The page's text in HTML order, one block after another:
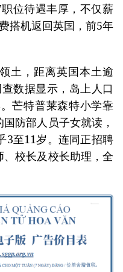
位待遇丰厚，不仅薪
搭机返回英国，前5年
，距离英国本土逾
数据显示，岛上人口
芒特普莱森特小学靠
防部人员子女就读，
3至11岁。连同正招聘
校长及校长助理，全